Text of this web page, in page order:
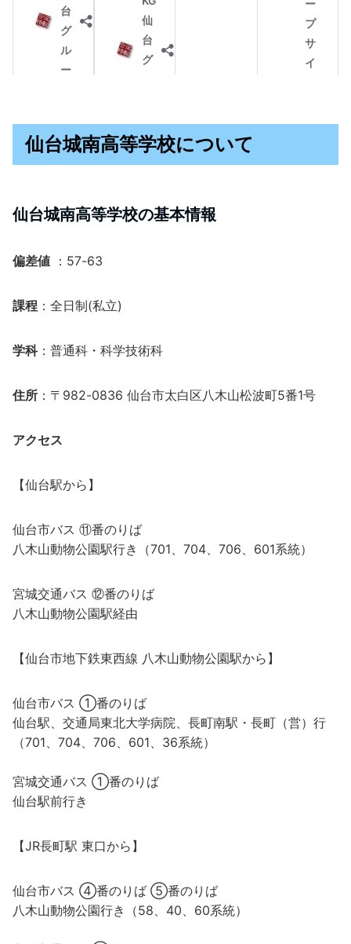
仙台城南高等学校について
仙台城南高等学校の基本情報
偏差値 ：57-63
課程 ：全日制(私立)
学科：普通科・科学技術科
住所 ：〒982-0836 仙台市太白区八木山松波町5番1号
アクセス
【仙台駅から】
仙台市バス ⑪番のりば
八木山動物公園駅行き（701、704、706、601系統）
宮城交通バス ⑫番のりば
八木山動物公園駅経由
【仙台市地下鉄東西線 八木山動物公園駅から】
仙台市バス ①番のりば
仙台駅、交通局東北大学病院、長町南駅・長町（営）行
（701、704、706、601、36系統）
宮城交通バス ①番のりば
仙台駅前行き
【JR長町駅 東口から】
仙台市バス ④番のりば ⑤番のりば
八木山動物公園行き（58、40、60系統）